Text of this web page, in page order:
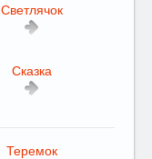
Светлячок
Сказка
Теремок